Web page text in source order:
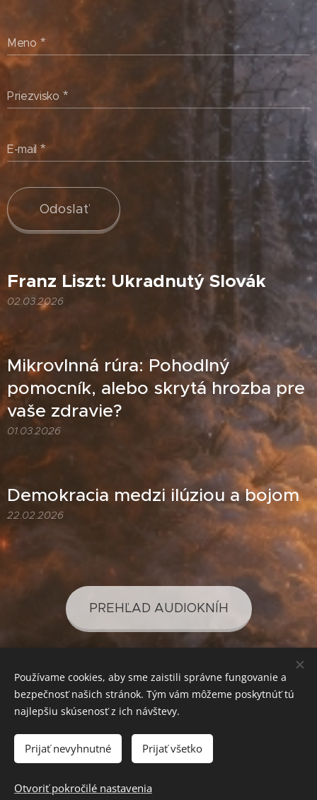
Meno
Priezvisko
E-mail
Odoslať
Franz Liszt: Ukradnutý Slovák
02.03.2026
Mikrovlnná rúra: Pohodlný
pomocník, alebo skrytá hrozba pre
vaše zdravie?
01.03.2026
Demokracia medzi ilúziou a bojom
22.02.2026
PREHĽAD AUDIOKNÍH
PREHĽAD PODCASTOV
SVETLO PRE VAŠE POZNANIE
EUR €
Používame cookies, aby sme zaistili správne fungovanie a
bezpečnosť našich stránok. Tým vám môžeme poskytnúť tú
najlepšiu skúsenosť z ich návštevy.
Prijať nevyhnutné Prijať všetko
Otvoriť pokročilé nastavenia